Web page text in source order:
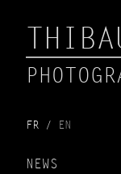
FR EN
NEWS